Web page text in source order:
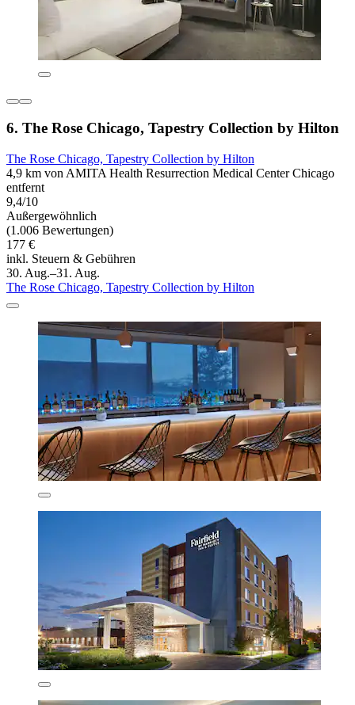
6. The Rose Chicago, Tapestry Collection by Hilton
The Rose Chicago, Tapestry Collection by Hilton
4,9 km von AMITA Health Resurrection Medical Center Chicago
entfernt
9,4/10
Außergewöhnlich
(1.006 Bewertungen)
177 €
inkl. Steuern & Gebühren
30. Aug.–31. Aug.
The Rose Chicago, Tapestry Collection by Hilton